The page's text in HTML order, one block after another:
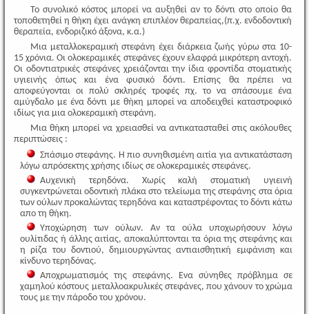
Το συνολικό κόστος μπορεί να αυξηθεί αν το δόντι στο οποίο θα
τοποθετηθεί η θήκη έχει ανάγκη επιπλέον θεραπείας,(π.χ. ενδοδοντική
θεραπεία, ενδοριζικό άξονα, κ.α.)
Μια μεταλλοκεραμική στεφάνη έχει διάρκεια ζωής γύρω στα 10-
15 χρόνια. Οι ολοκεραμικές στεφάνες έχουν ελαφρά μικρότερη αντοχή.
Οι οδοντιατρικές στεφάνες χρειάζονται την ίδια φροντίδα στοματικής
υγιεινής όπως και ένα φυσικό δόντι. Επίσης θα πρέπει να
αποφεύγονται οι πολύ σκληρές τροφές πχ. το να σπάσουμε ένα
αμύγδαλο με ένα δόντι με θήκη μπορεί να αποδειχθεί καταστροφικό
ιδίως για μια ολοκεραμική στεφάνη.
Μια θήκη μπορεί να χρειασθεί να αντικατασταθεί στις ακόλουθες
περιπτώσεις :
Σπάσιμο στεφάνης. Η πιο συνηθισμένη αιτία για αντικατάσταση
λόγω απρόσεκτης χρήσης ιδίως σε ολοκεραμικές στεφάνες.
Αυχενική τερηδόνα. Χωρίς καλή στοματική υγιεινή
συγκεντρώνεται οδοντική πλάκα στο τελείωμα της στεφάνης στα όρια
των ούλων προκαλώντας τερηδόνα και καταστρέφοντας το δόντι κάτω
απο τη θήκη.
Υποχώρηση των ούλων. Αν τα ούλα υποχωρήσουν λόγω
ουλίτιδας ή άλλης αιτίας, αποκαλύπτονται τα όρια της στεφάνης και
η ρίζα του δοντιού, δημιουργώντας αντιαισθητική εμφάνιση και
κίνδυνο τερηδόνας.
Αποχρωματισμός της στεφάνης. Ενα σύνηθες πρόβλημα σε
χαμηλού κόστους μεταλλοακρυλικές στεφάνες, που χάνουν το χρώμα
τους με την πάροδο του χρόνου.